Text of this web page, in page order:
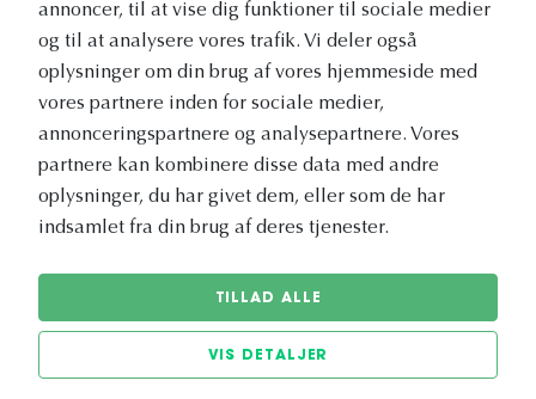
annoncer, til at vise dig funktioner til sociale medier
og til at analysere vores trafik. Vi deler også
oplysninger om din brug af vores hjemmeside med
vores partnere inden for sociale medier,
annonceringspartnere og analysepartnere. Vores
partnere kan kombinere disse data med andre
oplysninger, du har givet dem, eller som de har
indsamlet fra din brug af deres tjenester.
TILLAD ALLE
VIS DETALJER
Vetapotek.dk er en del af
Evidensia
Dyresundhedspleje
© 2026 Vetapotek